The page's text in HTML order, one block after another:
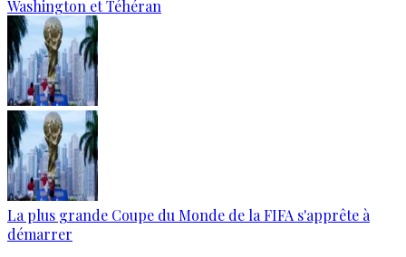
Washington et Téhéran
La plus grande Coupe du Monde de la FIFA s'apprête à
démarrer